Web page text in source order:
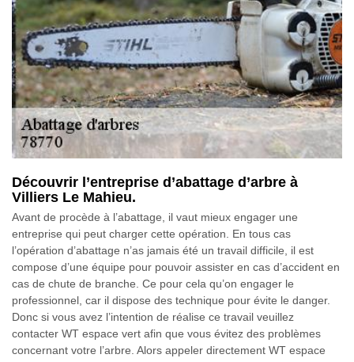
Découvrir l’entreprise d’abattage d’arbre à
Villiers Le Mahieu.
Avant de procède à l’abattage, il vaut mieux engager une
entreprise qui peut charger cette opération. En tous cas
l’opération d’abattage n’as jamais été un travail difficile, il est
compose d’une équipe pour pouvoir assister en cas d’accident en
cas de chute de branche. Ce pour cela qu’on engager le
professionnel, car il dispose des technique pour évite le danger.
Donc si vous avez l’intention de réalise ce travail veuillez
contacter WT espace vert afin que vous évitez des problèmes
concernant votre l’arbre. Alors appeler directement WT espace